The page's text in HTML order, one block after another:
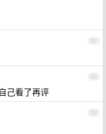
51
52
己看了再评
53